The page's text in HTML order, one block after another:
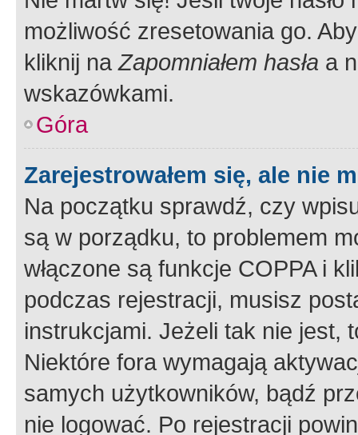
możliwość zresetowania go.
kliknij naZapomniałem hasła a
wskazówkami.
Góra
Zarejestrowałem się, ale nie
Na początku sprawdź, czy
są w porządku, to problemem
włączone są funkcje COPPA i
podczas rejestracji, musisz
instrukcjami. Jeżeli tak nie jest,
Niektóre fora wymagają
samych użytkowników, bądź
nie logować. Po rejestracji